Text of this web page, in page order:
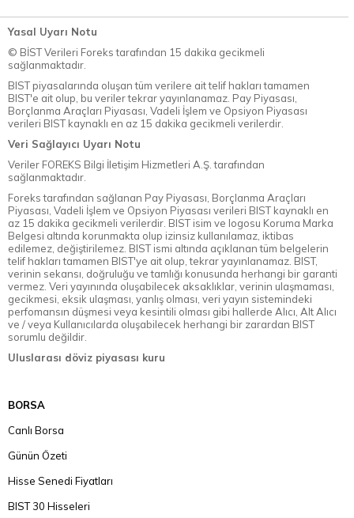
Yasal Uyarı Notu
© BİST Verileri Foreks tarafından 15 dakika gecikmeli
sağlanmaktadır.
BIST piyasalarında oluşan tüm verilere ait telif hakları tamamen
BIST'e ait olup, bu veriler tekrar yayınlanamaz. Pay Piyasası,
Borçlanma Araçları Piyasası, Vadeli İşlem ve Opsiyon Piyasası
verileri BIST kaynaklı en az 15 dakika gecikmeli verilerdir.
Veri Sağlayıcı Uyarı Notu
Veriler FOREKS Bilgi İletişim Hizmetleri A.Ş. tarafından
sağlanmaktadır.
Foreks tarafından sağlanan Pay Piyasası, Borçlanma Araçları
Piyasası, Vadeli İşlem ve Opsiyon Piyasası verileri BIST kaynaklı en
az 15 dakika gecikmeli verilerdir. BIST isim ve logosu Koruma Marka
Belgesi altında korunmakta olup izinsiz kullanılamaz, iktibas
edilemez, değiştirilemez. BIST ismi altında açıklanan tüm belgelerin
telif hakları tamamen BIST'ye ait olup, tekrar yayınlanamaz. BIST,
verinin sekansı, doğruluğu ve tamlığı konusunda herhangi bir garanti
vermez. Veri yayınında oluşabilecek aksaklıklar, verinin ulaşmaması,
gecikmesi, eksik ulaşması, yanlış olması, veri yayın sistemindeki
perfomansın düşmesi veya kesintili olması gibi hallerde Alıcı, Alt Alıcı
ve / veya Kullanıcılarda oluşabilecek herhangi bir zarardan BIST
sorumlu değildir.
Uluslarası döviz piyasası kuru
BORSA
Canlı Borsa
Günün Özeti
Hisse Senedi Fiyatları
BIST 30 Hisseleri